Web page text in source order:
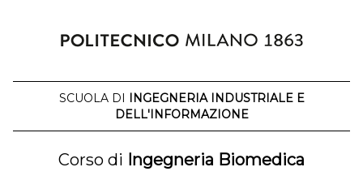
SCUOLA DI INGEGNERIA INDUSTRIALE E
DELL'INFORMAZIONE
Corso di Ingegneria Biomedica